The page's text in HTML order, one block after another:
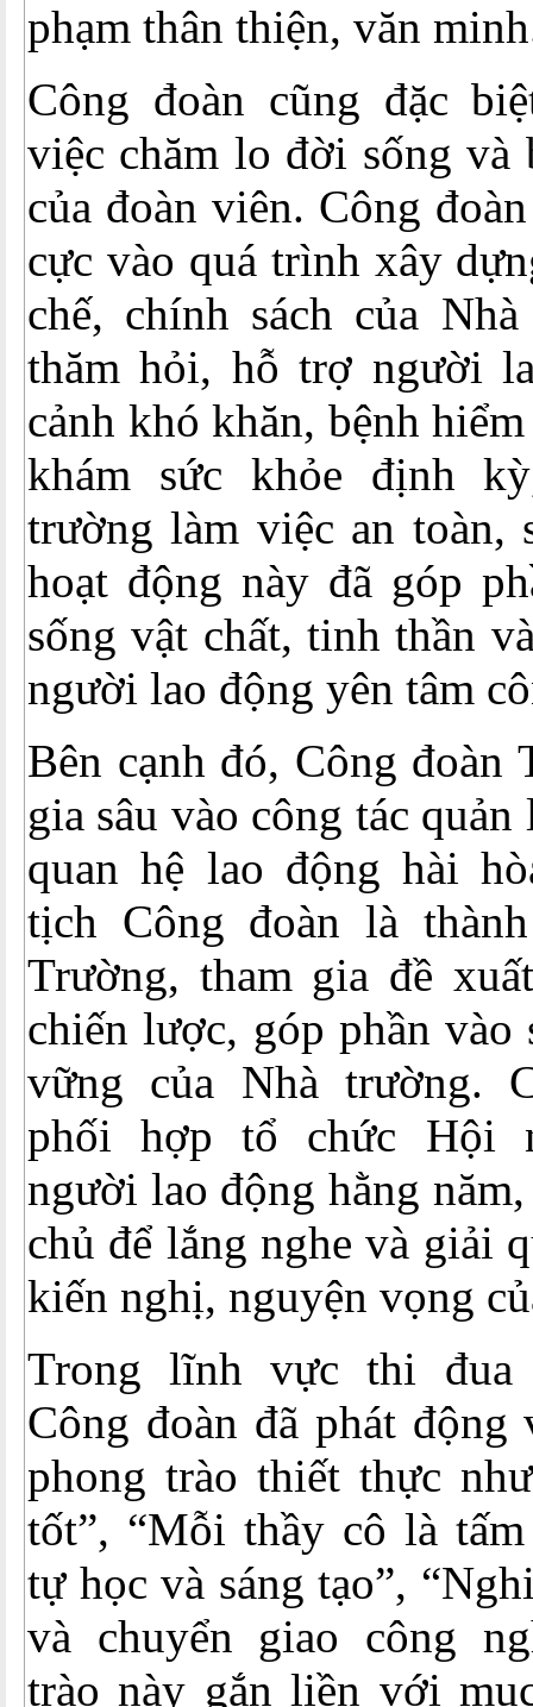
phạm thân thiện, văn
Công đoàn cũng đặc
việc chăm lo đời sống và
của đoàn viên. Công
cực vào quá trình xây
chế, chính sách của
thăm hỏi, hỗ trợ người
cảnh khó khăn, bệnh
khám sức khỏe định
trường làm việc an toàn,
hoạt động này đã góp
sống vật chất, tinh thần
người lao động yên tâm
Bên cạnh đó, Công đoàn
gia sâu vào công tác
quan hệ lao động hài
tịch Công đoàn là
Trường, tham gia đề
chiến lược, góp phần vào
vững của Nhà trường.
phối hợp tổ chức Hội
người lao động hằng
chủ để lắng nghe và giải
kiến nghị, nguyện vọng
Trong lĩnh vực thi đua
Công đoàn đã phát động
phong trào thiết thực
tốt”, “Mỗi thầy cô là
tự học và sáng tạo”,
và chuyển giao công
trào này gắn liền với